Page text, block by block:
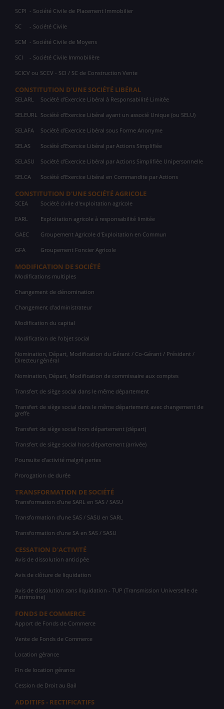
SCPI - Société Civile de Placement Immobilier
SC - Société Civile
SCM - Société Civile de Moyens
SCI - Société Civile Immobilière
SCICV ou SCCV - SCI / SC de Construction Vente
CONSTITUTION D'UNE SOCIÉTÉ LIBÉRAL
SELARL Société d'Exercice Libéral à Responsabilité Limitée
SELEURL Société d'Exercice Libéral ayant un associé Unique (ou SELU)
SELAFA Société d'Exercice Libéral sous Forme Anonyme
SELAS Société d'Exercice Libéral par Actions Simplifiée
SELASU Société d'Exercice Libéral par Actions Simplifiée Unipersonnelle
SELCA Société d'Exercice Libéral en Commandite par Actions
CONSTITUTION D'UNE SOCIÉTÉ AGRICOLE
SCEA Société civile d'exploitation agricole
EARL Exploitation agricole à responsabilité limitée
GAEC Groupement Agricole d'Exploitation en Commun
GFA Groupement Foncier Agricole
MODIFICATION DE SOCIÉTÉ
Modifications multiples
Changement de dénomination
Changement d'administrateur
Modification du capital
Modification de l'objet social
Nomination, Départ, Modification du Gérant / Co-Gérant / Président /
Directeur général
Nomination, Départ, Modification de commissaire aux comptes
Transfert de siège social dans le même département
Transfert de siège social dans le même département avec changement de
greffe
Transfert de siège social hors département (départ)
Transfert de siège social hors département (arrivée)
Poursuite d'activité malgré pertes
Prorogation de durée
TRANSFORMATION DE SOCIÉTÉ
Transformation d'une SARL en SAS / SASU
Transformation d'une SAS / SASU en SARL
Transformation d'une SA en SAS / SASU
CESSATION D'ACTIVITÉ
Avis de dissolution anticipée
Avis de clôture de liquidation
Avis de dissolution sans liquidation - TUP (Transmission Universelle de
Patrimoine)
FONDS DE COMMERCE
Apport de Fonds de Commerce
Vente de Fonds de Commerce
Location gérance
Fin de location gérance
Cession de Droit au Bail
ADDITIFS - RECTIFICATIFS